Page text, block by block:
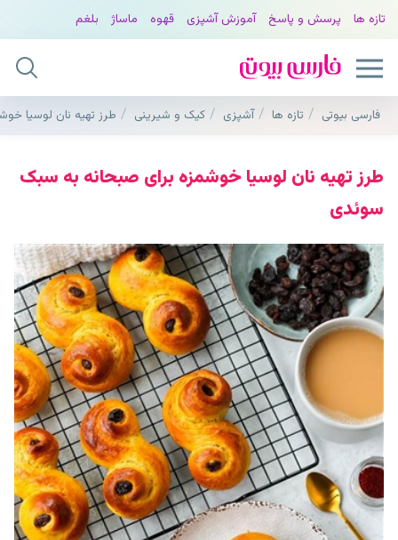
تازه ها پرسش و پاسخ آموزش آشپزی قهوه ماساژ بلغم
فارسی بیوتی تازه ها آشپزی کیک و شیرینی طرز تهیه نان لوسیا
طرز تهیه نان لوسیا خوشمزه برای صبحانه به سبک
سوئدی